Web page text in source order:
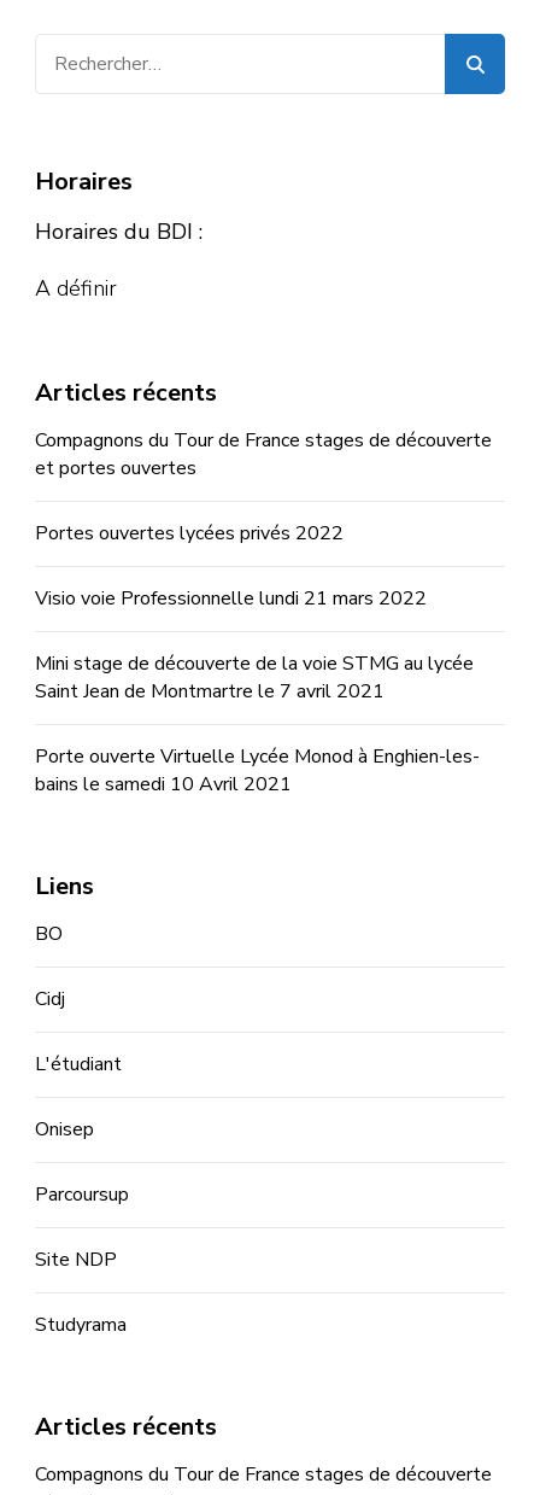
Horaires
Horaires du BDI :
A définir
Articles récents
Compagnons du Tour de France stages de découverte
et portes ouvertes
Portes ouvertes lycées privés 2022
Visio voie Professionnelle lundi 21 mars 2022
Mini stage de découverte de la voie STMG au lycée
Saint Jean de Montmartre le 7 avril 2021
Porte ouverte Virtuelle Lycée Monod à Enghien-les-
bains le samedi 10 Avril 2021
Liens
BO
Cidj
L'étudiant
Onisep
Parcoursup
Site NDP
Studyrama
Articles récents
Compagnons du Tour de France stages de découverte